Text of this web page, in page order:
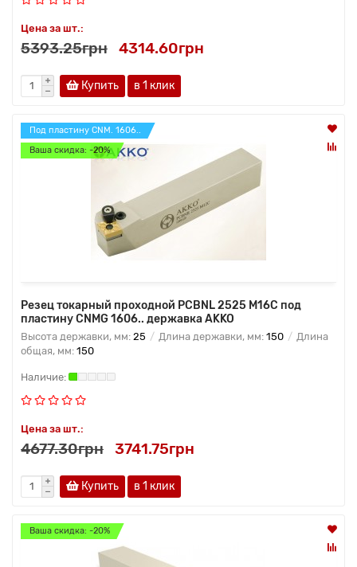
Цена за шт.:
5393.25грн 4314.60грн
Купить в 1 клик
Под пластину CNM. 1606..
Ваша скидка: -20%
Резец токарный проходной PCBNL 2525 M16C под
пластину CNMG 1606.. державка AKKO
Высота державки, мм: 25 Длина державки, мм: 150
Длина
общая, мм: 150
Цена за шт.:
4677.30грн 3741.75грн
Купить в 1 клик
Ваша скидка: -20%